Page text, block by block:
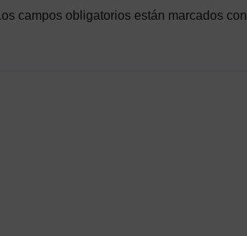
Los campos obligatorios están marcados con